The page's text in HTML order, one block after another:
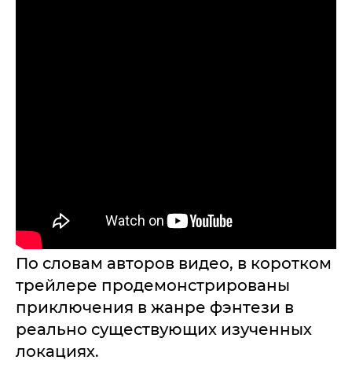
По словам авторов видео, в коротком
трейлере продемонстрированы
приключения в жанре фэнтези в
реально существующих изученных
локациях.